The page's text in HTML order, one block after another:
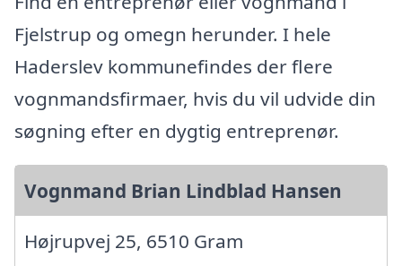
Fjelstrup og omegn herunder. I hele
Haderslev kommunefindes der flere
vognmandsfirmaer, hvis du vil udvide din
søgning efter en dygtig entreprenør.
Vognmand Brian Lindblad Hansen
Højrupvej 25, 6510 Gram